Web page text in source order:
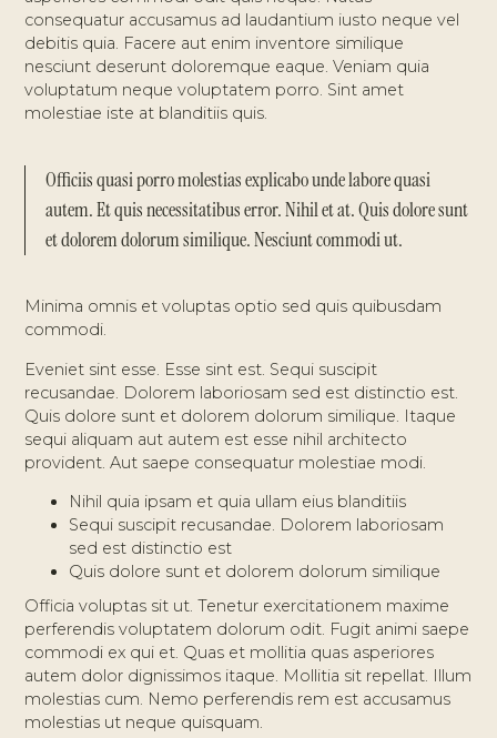
consequatur accusamus ad laudantium iusto neque vel
debitis quia. Facere aut enim inventore similique
nesciunt deserunt doloremque eaque. Veniam quia
voluptatum neque voluptatem porro. Sint amet
molestiae iste at blanditiis quis.
Officiis quasi porro molestias explicabo unde labore quasi
autem. Et quis necessitatibus error. Nihil et at. Quis dolore sunt
et dolorem dolorum similique. Nesciunt commodi ut.
Minima omnis et voluptas optio sed quis quibusdam
commodi.
Eveniet sint esse. Esse sint est. Sequi suscipit
recusandae. Dolorem laboriosam sed est distinctio est.
Quis dolore sunt et dolorem dolorum similique. Itaque
sequi aliquam aut autem est esse nihil architecto
provident. Aut saepe consequatur molestiae modi.
Nihil quia ipsam et quia ullam eius blanditiis
Sequi suscipit recusandae. Dolorem laboriosam
sed est distinctio est
Quis dolore sunt et dolorem dolorum similique
Officia voluptas sit ut. Tenetur exercitationem maxime
perferendis voluptatem dolorum odit. Fugit animi saepe
commodi ex qui et. Quas et mollitia quas asperiores
autem dolor dignissimos itaque. Mollitia sit repellat. Illum
molestias cum. Nemo perferendis rem est accusamus
molestias ut neque quisquam.